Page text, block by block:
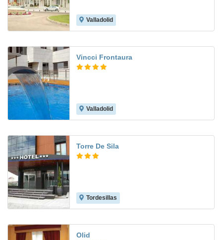
Valladolid
Vincci Frontaura
Valladolid
Torre De Sila
Tordesillas
Olid